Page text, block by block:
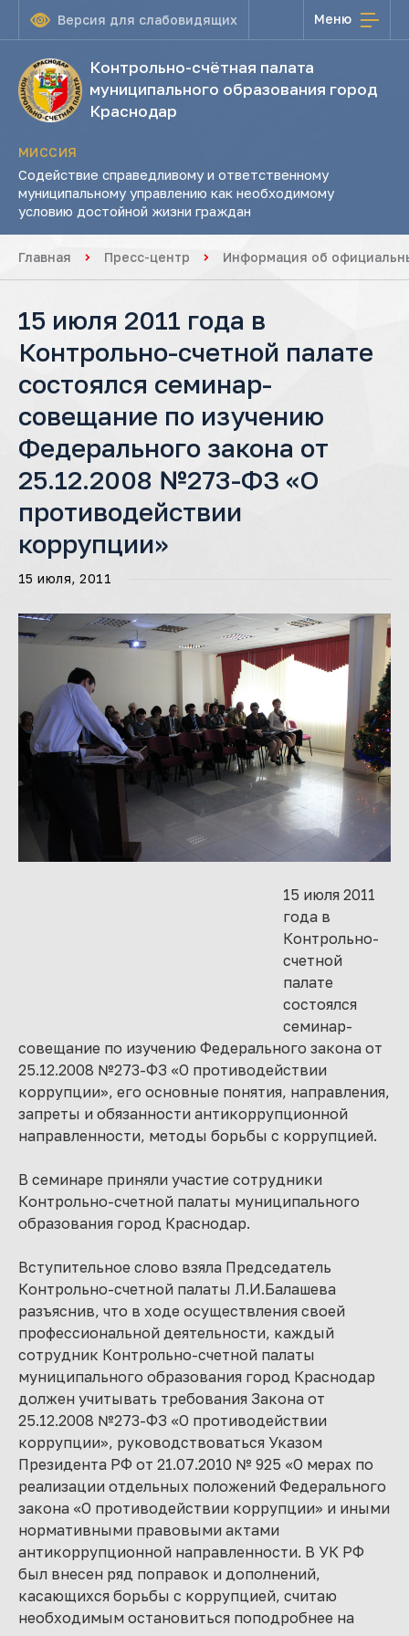
Версия для слабовидящих Меню
Контрольно-счётная палата
муниципального образования город
Краснодар
МИССИЯ
Содействие справедливому и ответственному
муниципальному управлению как необходимому
условию достойной жизни граждан
Главная Пресс-центр Информация об
15 июля 2011 года в
Контрольно-счетной палате
состоялся семинар-
совещание по изучению
Федерального закона от
25.12.2008 №273-ФЗ «О
противодействии
коррупции»
15 июля, 2011
15 июля 2011
года в
Контрольно-
счетной
палате
состоялся
семинар-
совещание по изучению Федерального закона от
25.12.2008 №273-ФЗ «О противодействии
коррупции», его основные понятия, направления,
запреты и обязанности антикоррупционной
направленности, методы борьбы с коррупцией.
В семинаре приняли участие сотрудники
Контрольно-счетной палаты муниципального
образования город Краснодар.
Вступительное слово взяла Председатель
Контрольно-счетной палаты Л.И.Балашева
разъяснив, что в ходе осуществления своей
профессиональной деятельности, каждый
сотрудник Контрольно-счетной палаты
муниципального образования город Краснодар
должен учитывать требования Закона от
25.12.2008 №273-ФЗ «О противодействии
коррупции», руководствоваться Указом
Президента РФ от 21.07.2010 № 925 «О мерах по
реализации отдельных положений Федерального
закона «О противодействии коррупции» и иными
нормативными правовыми актами
антикоррупционной направленности. В УК РФ
был внесен ряд поправок и дополнений,
касающихся борьбы с коррупцией, считаю
необходимым остановиться поподробнее на